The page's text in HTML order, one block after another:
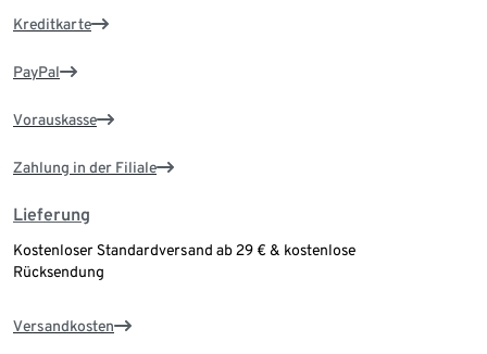
Kreditkarte
PayPal
Vorauskasse
Zahlung in der Filiale
Lieferung
Kostenloser Standardversand ab 29 € & kostenlose
Rücksendung
Versandkosten